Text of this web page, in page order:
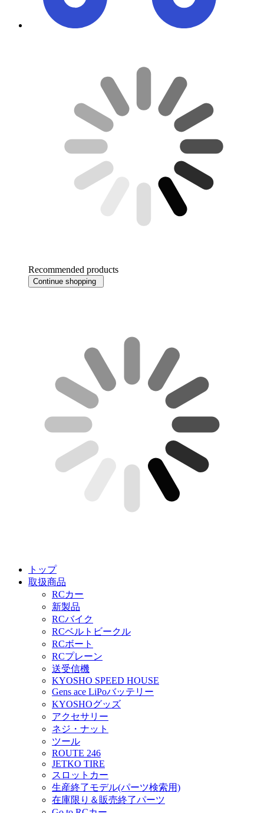
Recommended products
Continue shopping
トップ
取扱商品
RCカー
新製品
RCバイク
RCベルトビークル
RCボート
RCプレーン
送受信機
KYOSHO SPEED HOUSE
Gens ace LiPoバッテリー
KYOSHOグッズ
アクセサリー
ネジ・ナット
ツール
ROUTE 246
JETKO TIRE
スロットカー
生産終了モデル(パーツ検索用)
在庫限り＆販売終了パーツ